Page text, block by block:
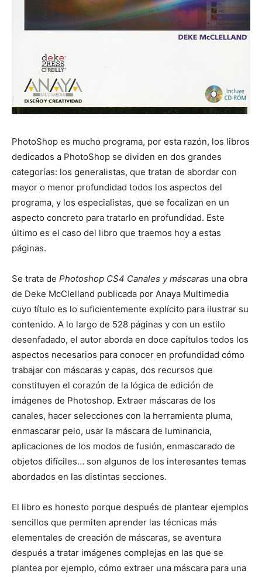
PhotoShop es mucho programa, por esta razón, los libros
dedicados a PhotoShop se dividen en dos grandes
categorías: los generalistas, que tratan de abordar con
mayor o menor profundidad todos los aspectos del
programa, y los especialistas, que se focalizan en un
aspecto concreto para tratarlo en profundidad. Este
último es el caso del libro que traemos hoy a estas
páginas.
Se trata de Photoshop CS4 Canales y máscaras una obra
de Deke McClelland publicada por Anaya Multimedia
cuyo título es lo suficientemente explícito para ilustrar su
contenido. A lo largo de 528 páginas y con un estilo
desenfadado, el autor aborda en doce capítulos todos los
aspectos necesarios para conocer en profundidad cómo
trabajar con máscaras y capas, dos recursos que
constituyen el corazón de la lógica de edición de
imágenes de Photoshop. Extraer máscaras de los
canales, hacer selecciones con la herramienta pluma,
enmascarar pelo, usar la máscara de luminancia,
aplicaciones de los modos de fusión, enmascarado de
objetos difíciles… son algunos de los interesantes temas
abordados en las distintas secciones.
El libro es honesto porque después de plantear ejemplos
sencillos que permiten aprender las técnicas más
elementales de creación de máscaras, se aventura
después a tratar imágenes complejas en las que se
plantea por ejemplo, cómo extraer una máscara para una